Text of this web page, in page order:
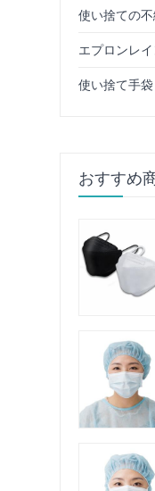
使い捨ての
エプロンレ
使い捨て手袋
おすすめ